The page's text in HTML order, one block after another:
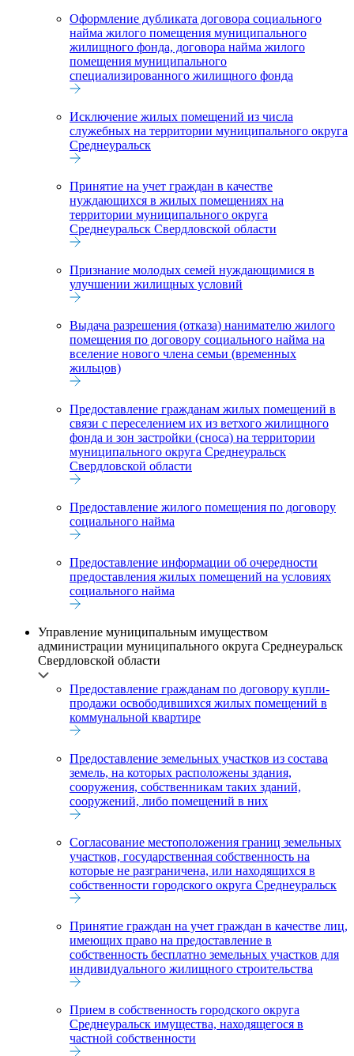
Оформление дубликата договора социального
найма жилого помещения муниципального
жилищного фонда, договора найма жилого
помещения муниципального
специализированного жилищного фонда
Исключение жилых помещений из числа
служебных на территории муниципального округа
Среднеуральск
Принятие на учет граждан в качестве
нуждающихся в жилых помещениях на
территории муниципального округа
Среднеуральск Свердловской области
Признание молодых семей нуждающимися в
улучшении жилищных условий
Выдача разрешения (отказа) нанимателю жилого
помещения по договору социального найма на
вселение нового члена семьи (временных
жильцов)
Предоставление гражданам жилых помещений в
связи с переселением их из ветхого жилищного
фонда и зон застройки (сноса) на территории
муниципального округа Среднеуральск
Свердловской области
Предоставление жилого помещения по договору
социального найма
Предоставление информации об очередности
предоставления жилых помещений на условиях
социального найма
Управление муниципальным имуществом
администрации муниципального округа Среднеуральск
Свердловской области
Предоставление гражданам по договору купли-
продажи освободившихся жилых помещений в
коммунальной квартире
Предоставление земельных участков из состава
земель, на которых расположены здания,
сооружения, собственникам таких зданий,
сооружений, либо помещений в них
Согласование местоположения границ земельных
участков, государственная собственность на
которые не разграничена, или находящихся в
собственности городского округа Среднеуральск
Принятие граждан на учет граждан в качестве лиц,
имеющих право на предоставление в
собственность бесплатно земельных участков для
индивидуального жилищного строительства
Прием в собственность городского округа
Среднеуральск имущества, находящегося в
частной собственности